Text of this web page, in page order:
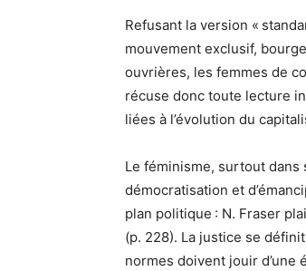
Refusant la version «
mouvement exclusif,
ouvrières, les femmes de
récuse donc toute lecture
liées à l’évolution du
Le féminisme, surtout dans
démocratisation et
plan politique : N. Fraser
(p. 228). La justice se
normes doivent jouir